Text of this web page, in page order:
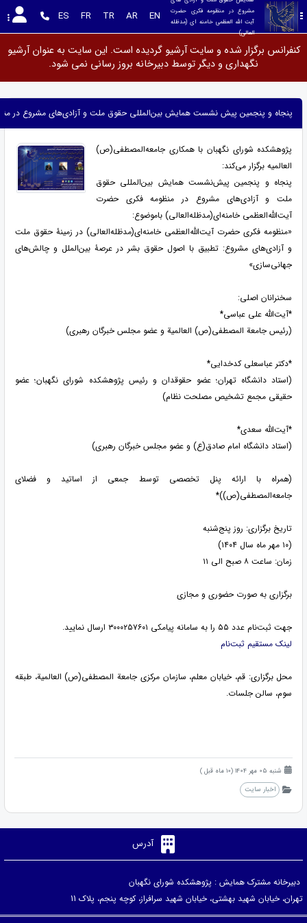
العالی)
EN
AR
TR
FR
ES
کنفرانس برگزار شده و سایت آرشیو گردیده است. این سایت به عنوان آرشیو
نگهداری و دیگر توسط دبیرخانه بروز رسانی نمی شود.
پنجاه و پنجمین پیش‌ نشست همایش بین‌المللی حقوق ملت و آزادی‌های مشروع در
پژوهشکده شورای نگهبان با همکاری جامعه‌المصطفی(ص)
العالمیه برگزار می‌کند:
پنجاه و پنجمین پیش‌نشست همایش بین‌المللی حقوق
ملت و آزادی‌های مشروع در منظومه فکری حضرت
آیت‌الله‌العظمی خامنه‌ای(مدظله‌العالی) باموضوع:
«منظومه فکری حضرت آیت‌الله‌العظمی خامنه‌ای(مدظله‌العالی) در زمینۀ حقوق ملت
و آزادی‌های مشروع: تطبیق با اصول حقوق بشر در عرصۀ بین‌الملل و چالش‌های
جهانی‌سازی»
سخنرانان اصلی:
*آیت‌الله علی عباسی*
(رئیس جامعة المصطفی(ص) العالمیة و عضو مجلس خبرگان رهبری)
*دکتر عباسعلی کدخدایی*
(استاد دانشگاه تهران؛ عضو حقوقدان و رئیس پژوهشکده شورای نگهبان؛ عضو
حقیقی مجمع تشخیص مصلحت نظام)
*آیت‌الله سعدی*
(استاد دانشگاه امام صادق(ع) و عضو مجلس خبرگان رهبری)
(همراه با ارائه پنل تخصصی توسط جمعی از اساتید و فضلای
جامعه‌المصطفی(ص))*
تاریخ برگزاری: روز پنج‌شنبه
(۱۰ مهر ماه سال ۱۴۰۴)
زمان: ساعت ۸ صبح الی ۱۱
برگزاری به صورت حضوری و مجازی
جهت ثبت‌نام عدد ۵۵ را به سامانه پیامکی ۳۰۰۰۲۵۷۶۰۱ ارسال نمایید.
لینک مستقیم ثبت‌نام
محل برگزاری: قم، خیابان معلم، سازمان مرکزی جامعة المصطفی(ص) العالمیة، طبقه
سوم، سالن جلسات.
شنبه 05 مهر 1404 (10 ماه قبل )
اخبار سایت
آدرس
دبیرخانه مشترک همایش : پژوهشکده شورای نگهبان
تهران، خیابان شهید بهشتی، خیابان شهید سرافراز، کوچه پنجم، پلاک 11